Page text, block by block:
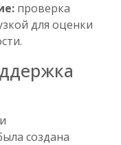
проверка
для оценки
создана